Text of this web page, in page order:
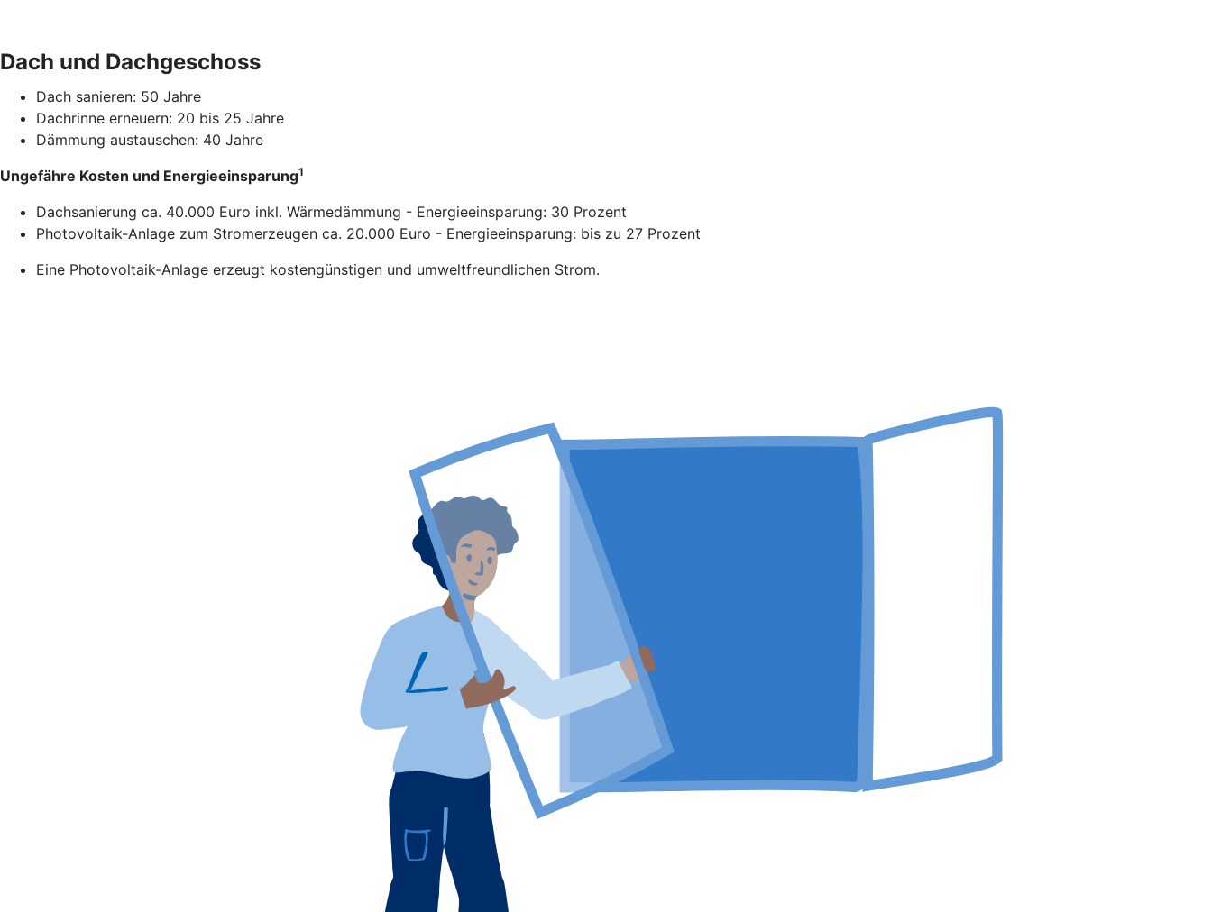
Dach und Dachgeschoss
Dach sanieren: 50 Jahre
Dachrinne erneuern: 20 bis 25 Jahre
Dämmung austauschen: 40 Jahre
Ungefähre Kosten und Energieeinsparung1
Dachsanierung ca. 40.000 Euro inkl. Wärmedämmung - Energieeinsparung: 30 Prozent
Photovoltaik-Anlage zum Stromerzeugen ca. 20.000 Euro - Energieeinsparung: bis zu 27 Prozent
Eine Photovoltaik-Anlage erzeugt kostengünstigen und umweltfreundlichen Strom.